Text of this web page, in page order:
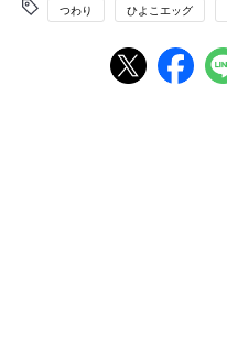
つわり ひよこエッグ